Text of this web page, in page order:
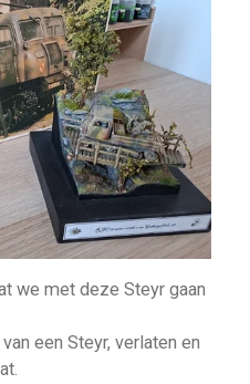
we met deze Steyr gaan
een Steyr, verlaten en